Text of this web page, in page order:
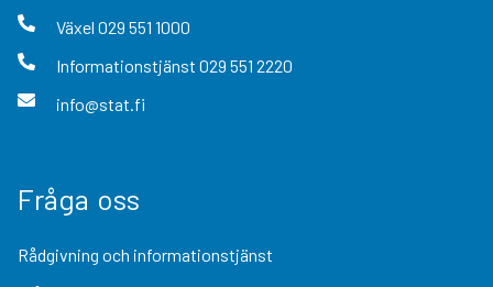
Växel 029 551 1000
Informationstjänst 029 551 2220
info@stat.fi
Fråga oss
Rådgivning och informationstjänst